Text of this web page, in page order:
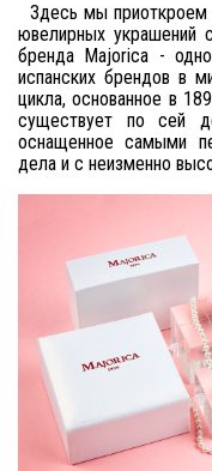
Здесь мы приоткроем
ювелирных украшений
бренда Majorica -
испанских брендов в
цикла, основанное в
существует по сей
оснащенное самыми
дела и с неизменно